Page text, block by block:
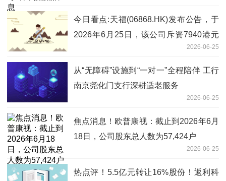
今日看点:天福(06868.HK)发布公告，于
2026年6月25日，该公司斥资7940港元
2026-06-25
从“无障碍”设施到“一对一”全程陪伴 工行
南京尧化门支行深耕适老服务
2026-06-25
焦点消息！欧普康视：截止到2026年6月
18日，公司股东总人数为57,424户
2026-06-25
热点评！5.5亿元转让16%股份！返利科